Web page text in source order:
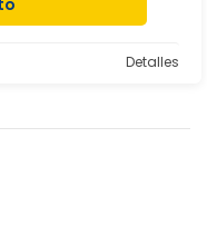
Detalles